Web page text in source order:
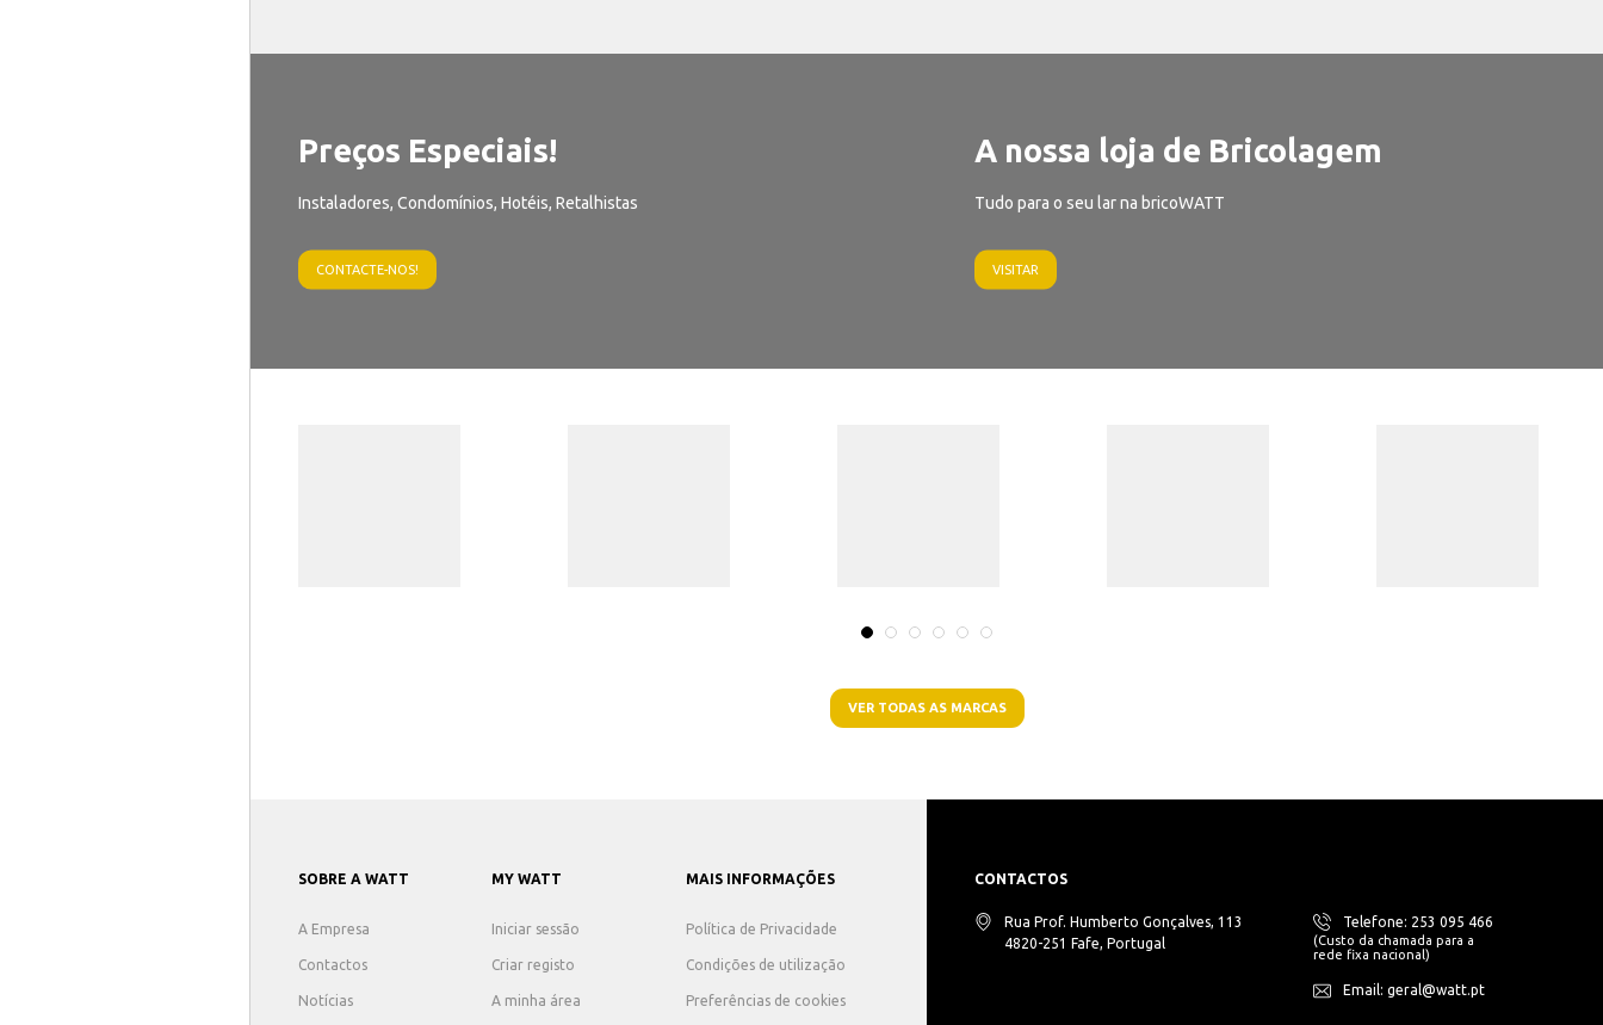
Preços Especiais!
Instaladores, Condomínios, Hotéis, Retalhistas
CONTACTE-NOS!
A nossa loja de Bricolagem
Tudo para o seu lar na bricoWATT
VISITAR
VER TODAS AS MARCAS
SOBRE A WATT
A Empresa
Contactos
Notícias
MY WATT
Iniciar sessão
Criar registo
A minha área
MAIS INFORMAÇÕES
Política de Privacidade
Condições de utilização
Preferências de cookies
CONTACTOS
Rua Prof. Humberto Gonçalves, 113
4820-251 Fafe, Portugal
Telefone: 253 095 466
(Custo da chamada para a
rede fixa nacional)
Email: geral@watt.pt